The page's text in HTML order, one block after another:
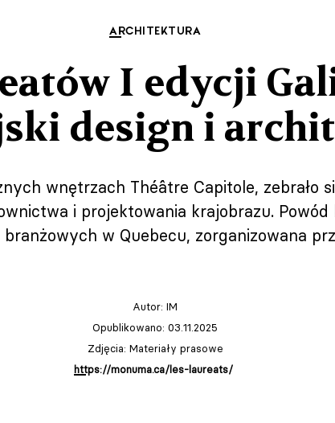
ARCHITEKTURA
I edycji
design i
wnętrzach Théâtre Capitole, zebrało
i projektowania krajobrazu. Powód
w Quebecu, zorganizowana
Autor: IM
Opublikowano: 03.11.2025
Zdjęcia: Materiały prasowe
https://monuma.ca/les-laureats/